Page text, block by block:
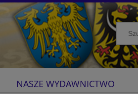
NASZE WYDAWNICTWO